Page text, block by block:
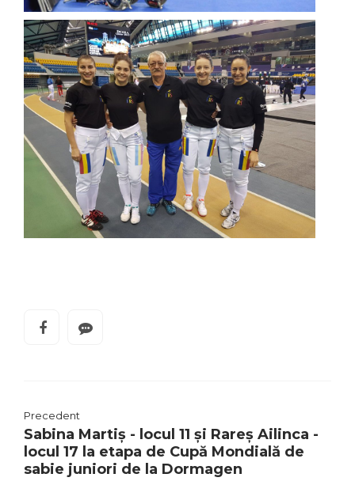
Precedent
Sabina Martiș - locul 11 și Rareș Ailinca -
locul 17 la etapa de Cupă Mondială de
sabie juniori de la Dormagen